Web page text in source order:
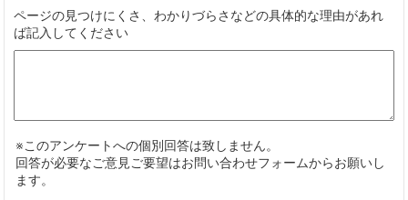
ページの見つけにくさ、わかりづらさなどの具体的な理由があれ
ば記入してください
※このアンケートへの個別回答は致しません。
回答が必要なご意見ご要望はお問い合わせフォームからお願いし
ます。